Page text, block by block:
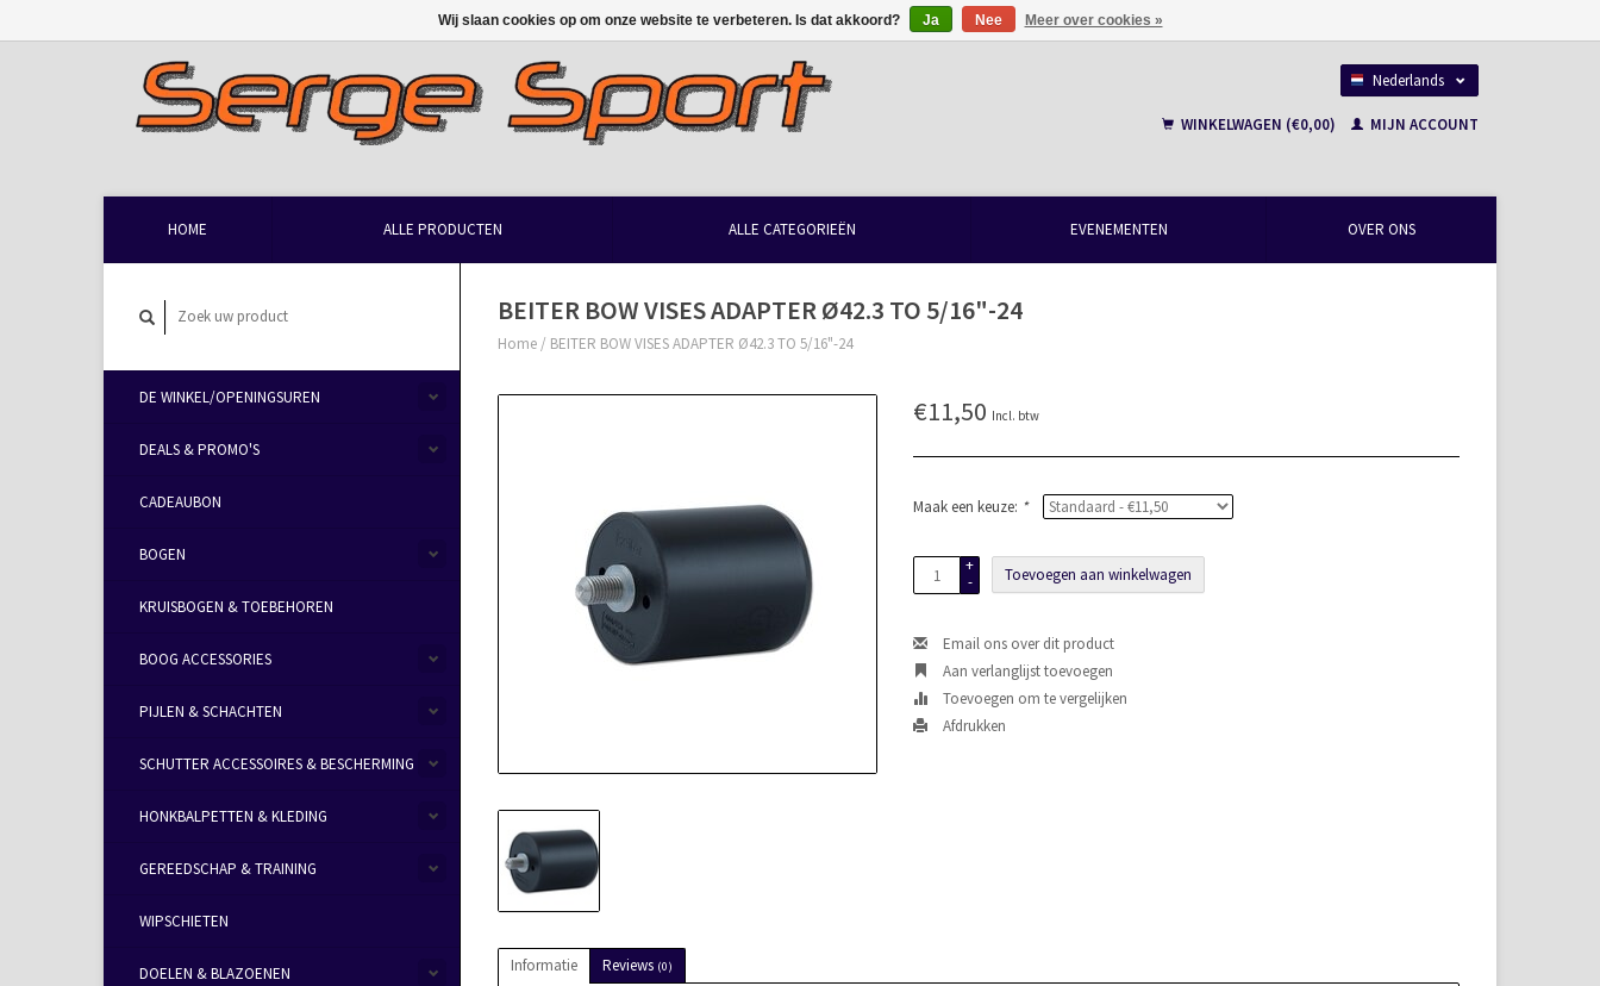
Nederlands
WINKELWAGEN (€0,00)
MIJN ACCOUNT
HOME ALLE PRODUCTEN ALLE CATEGORIEËN EVENEMENTEN OVER ONS
DE WINKEL/OPENINGSUREN
DEALS & PROMO'S
CADEAUBON
BOGEN
KRUISBOGEN & TOEBEHOREN
BOOG ACCESSORIES
PIJLEN & SCHACHTEN
SCHUTTER ACCESSOIRES & BESCHERMING
HONKBALPETTEN & KLEDING
GEREEDSCHAP & TRAINING
WIPSCHIETEN
DOELEN & BLAZOENEN
BEITER BOW VISES ADAPTER Ø42.3 TO 5/16"-24
Home / BEITER BOW VISES ADAPTER Ø42.3 TO 5/16"-24
€11,50 Incl. btw
Maak een keuze: *
+
-
Toevoegen aan winkelwagen
Email ons over dit product
Aan verlanglijst toevoegen
Toevoegen om te vergelijken
Afdrukken
Informatie Reviews (0)
Wij slaan cookies op om onze website te verbeteren. Is dat akkoord? Ja Nee Meer over cookies »